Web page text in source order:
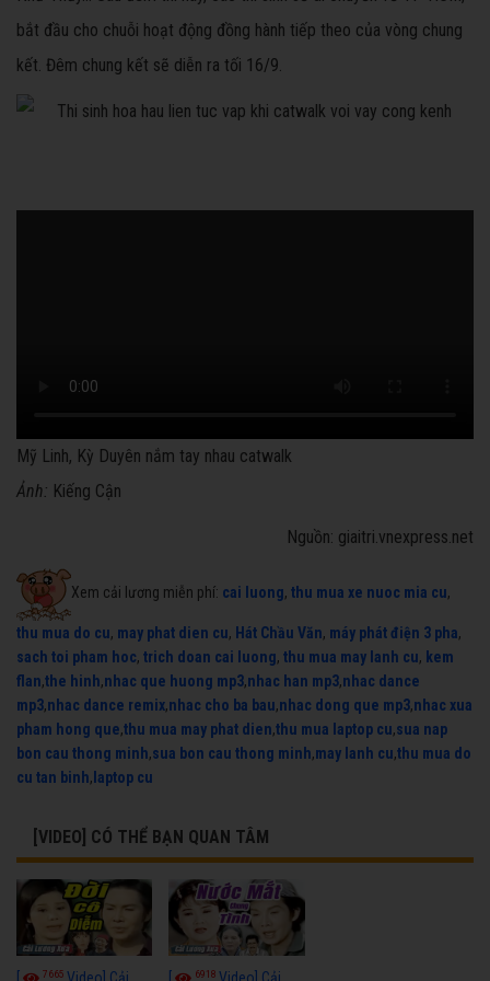
bắt đầu cho chuỗi hoạt động đồng hành tiếp theo của vòng chung
kết. Đêm chung kết sẽ diễn ra tối 16/9.
Mỹ Linh, Kỳ Duyên nắm tay nhau catwalk
Ảnh: Kiếng Cận
Nguồn: giaitri.vnexpress.net
Xem cải lương miễn phí: cai luong, thu mua xe nuoc mia cu,
thu mua do cu, may phat dien cu, Hát Chầu Văn, máy phát điện 3 pha,
sach toi pham hoc, trich doan cai luong, thu mua may lanh cu, kem
flan,the hinh,nhac que huong mp3,nhac han mp3,nhac dance
mp3,nhac dance remix,nhac cho ba bau,nhac dong que mp3,nhac xua
pham hong que,thu mua may phat dien,thu mua laptop cu,sua nap
bon cau thong minh,sua bon cau thong minh,may lanh cu,thu mua do
cu tan binh, laptop cu
[VIDEO] CÓ THỂ BẠN QUAN TÂM
7665 6918